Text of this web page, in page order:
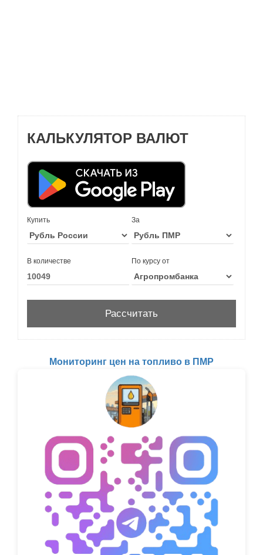
КАЛЬКУЛЯТОР ВАЛЮТ
Купить За
В количестве По курсу от
Мониторинг цен на топливо в ПМР